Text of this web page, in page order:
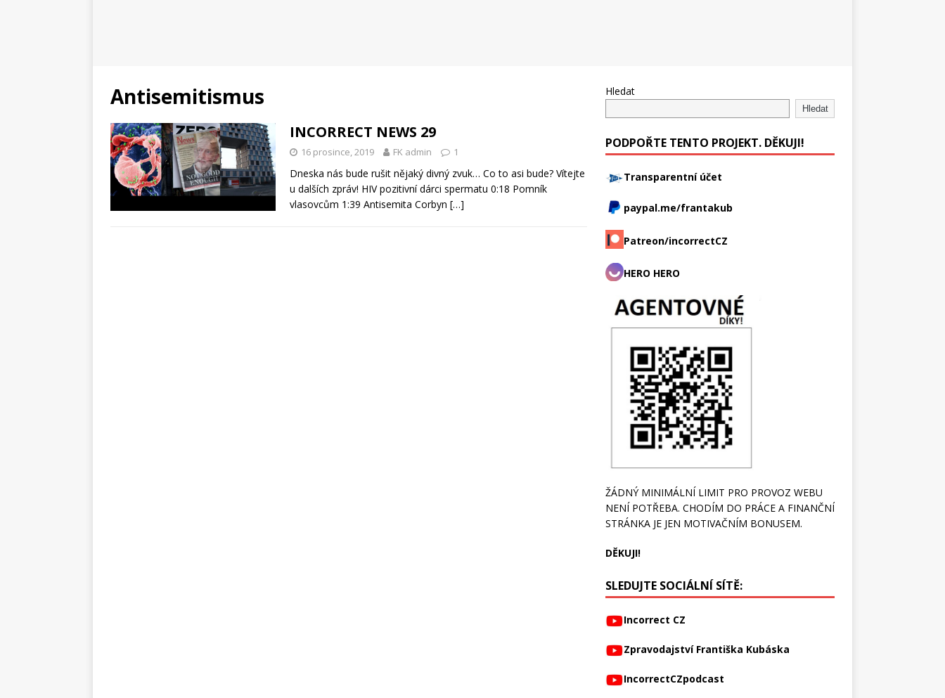
Antisemitismus
INCORRECT NEWS 29
16 prosince, 2019 FK admin 1
Dneska nás bude rušit nějaký divný zvuk… Co to asi bude? Vítejte
u dalších zpráv! HIV pozitivní dárci spermatu 0:18 Pomník
vlasovcům 1:39 Antisemita Corbyn […]
Hledat
Hledat
PODPOŘTE TENTO PROJEKT. DĚKUJI!
Transparentní účet
paypal.me/frantakub
Patreon/incorrectCZ
HERO HERO
ŽÁDNÝ MINIMÁLNÍ LIMIT PRO PROVOZ WEBU
NENÍ POTŘEBA. CHODÍM DO PRÁCE A FINANČNÍ
STRÁNKA JE JEN MOTIVAČNÍM BONUSEM.
DĚKUJI!
SLEDUJTE SOCIÁLNÍ SÍTĚ:
Incorrect CZ
Zpravodajství Františka Kubáska
IncorrectCZpodcast